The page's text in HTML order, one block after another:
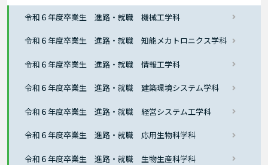
令和６年度卒業生 進路・就職 機械工学科
令和６年度卒業生 進路・就職 知能メカトロニクス学科
令和６年度卒業生 進路・就職 情報工学科
令和６年度卒業生 進路・就職 建築環境システム学科
令和６年度卒業生 進路・就職 経営システム工学科
令和６年度卒業生 進路・就職 応用生物科学科
令和６年度卒業生 進路・就職 生物生産科学科